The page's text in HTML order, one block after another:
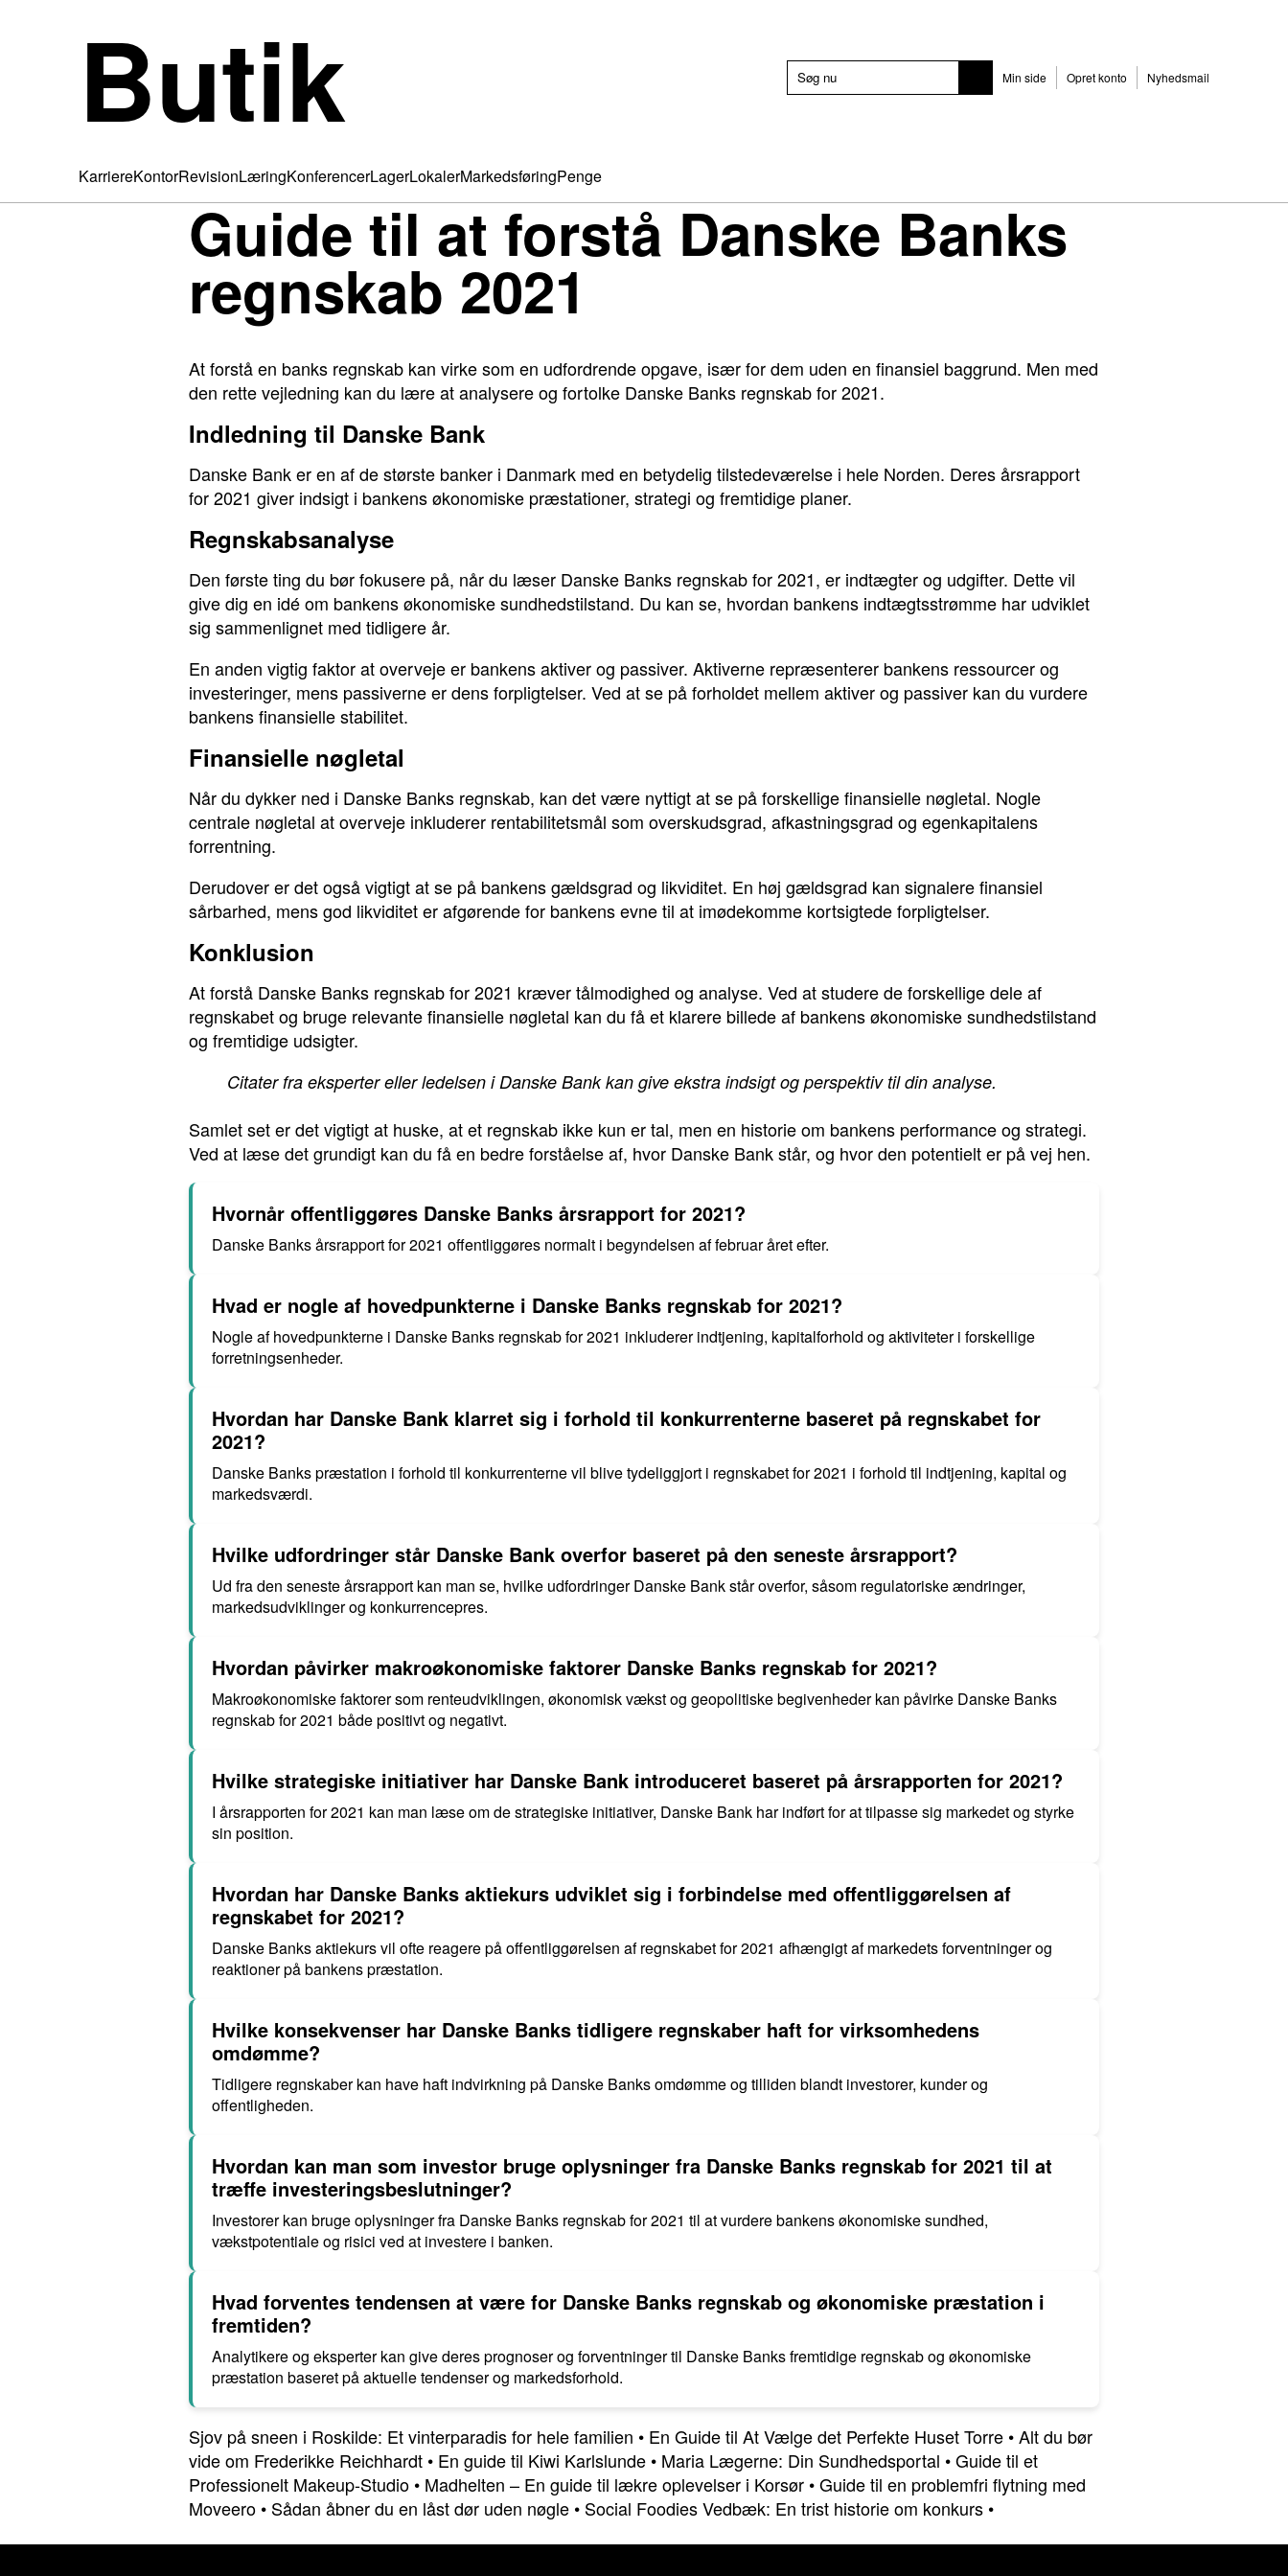
Butik Min side Opret konto Nyhedsmail
KarriereKontorRevisionLæringKonferencerLagerLokalerMarkedsføringPenge
Guide til at forstå Danske Banks
regnskab 2021
At forstå en banks regnskab kan virke som en udfordrende opgave, især for dem uden en finansiel baggrund. Men med
den rette vejledning kan du lære at analysere og fortolke Danske Banks regnskab for 2021.
Indledning til Danske Bank
Danske Bank er en af de største banker i Danmark med en betydelig tilstedeværelse i hele Norden. Deres årsrapport
for 2021 giver indsigt i bankens økonomiske præstationer, strategi og fremtidige planer.
Regnskabsanalyse
Den første ting du bør fokusere på, når du læser Danske Banks regnskab for 2021, er indtægter og udgifter. Dette vil
give dig en idé om bankens økonomiske sundhedstilstand. Du kan se, hvordan bankens indtægtsstrømme har udviklet
sig sammenlignet med tidligere år.
En anden vigtig faktor at overveje er bankens aktiver og passiver. Aktiverne repræsenterer bankens ressourcer og
investeringer, mens passiverne er dens forpligtelser. Ved at se på forholdet mellem aktiver og passiver kan du vurdere
bankens finansielle stabilitet.
Finansielle nøgletal
Når du dykker ned i Danske Banks regnskab, kan det være nyttigt at se på forskellige finansielle nøgletal. Nogle
centrale nøgletal at overveje inkluderer rentabilitetsmål som overskudsgrad, afkastningsgrad og egenkapitalens
forrentning.
Derudover er det også vigtigt at se på bankens gældsgrad og likviditet. En høj gældsgrad kan signalere finansiel
sårbarhed, mens god likviditet er afgørende for bankens evne til at imødekomme kortsigtede forpligtelser.
Konklusion
At forstå Danske Banks regnskab for 2021 kræver tålmodighed og analyse. Ved at studere de forskellige dele af
regnskabet og bruge relevante finansielle nøgletal kan du få et klarere billede af bankens økonomiske sundhedstilstand
og fremtidige udsigter.
Citater fra eksperter eller ledelsen i Danske Bank kan give ekstra indsigt og perspektiv til din analyse.
Samlet set er det vigtigt at huske, at et regnskab ikke kun er tal, men en historie om bankens performance og strategi.
Ved at læse det grundigt kan du få en bedre forståelse af, hvor Danske Bank står, og hvor den potentielt er på vej hen.
Hvornår offentliggøres Danske Banks årsrapport for 2021?
Danske Banks årsrapport for 2021 offentliggøres normalt i begyndelsen af februar året efter.
Hvad er nogle af hovedpunkterne i Danske Banks regnskab for 2021?
Nogle af hovedpunkterne i Danske Banks regnskab for 2021 inkluderer indtjening, kapitalforhold og aktiviteter i forskellige
forretningsenheder.
Hvordan har Danske Bank klarret sig i forhold til konkurrenterne baseret på regnskabet for
2021?
Danske Banks præstation i forhold til konkurrenterne vil blive tydeliggjort i regnskabet for 2021 i forhold til indtjening, kapital og
markedsværdi.
Hvilke udfordringer står Danske Bank overfor baseret på den seneste årsrapport?
Ud fra den seneste årsrapport kan man se, hvilke udfordringer Danske Bank står overfor, såsom regulatoriske ændringer,
markedsudviklinger og konkurrencepres.
Hvordan påvirker makroøkonomiske faktorer Danske Banks regnskab for 2021?
Makroøkonomiske faktorer som renteudviklingen, økonomisk vækst og geopolitiske begivenheder kan påvirke Danske Banks
regnskab for 2021 både positivt og negativt.
Hvilke strategiske initiativer har Danske Bank introduceret baseret på årsrapporten for 2021?
I årsrapporten for 2021 kan man læse om de strategiske initiativer, Danske Bank har indført for at tilpasse sig markedet og styrke
sin position.
Hvordan har Danske Banks aktiekurs udviklet sig i forbindelse med offentliggørelsen af
regnskabet for 2021?
Danske Banks aktiekurs vil ofte reagere på offentliggørelsen af regnskabet for 2021 afhængigt af markedets forventninger og
reaktioner på bankens præstation.
Hvilke konsekvenser har Danske Banks tidligere regnskaber haft for virksomhedens
omdømme?
Tidligere regnskaber kan have haft indvirkning på Danske Banks omdømme og tilliden blandt investorer, kunder og
offentligheden.
Hvordan kan man som investor bruge oplysninger fra Danske Banks regnskab for 2021 til at
træffe investeringsbeslutninger?
Investorer kan bruge oplysninger fra Danske Banks regnskab for 2021 til at vurdere bankens økonomiske sundhed,
vækstpotentiale og risici ved at investere i banken.
Hvad forventes tendensen at være for Danske Banks regnskab og økonomiske præstation i
fremtiden?
Analytikere og eksperter kan give deres prognoser og forventninger til Danske Banks fremtidige regnskab og økonomiske
præstation baseret på aktuelle tendenser og markedsforhold.
Sjov på sneen i Roskilde: Et vinterparadis for hele familien • En Guide til At Vælge det Perfekte Huset Torre •Alt du bør
vide om Frederikke Reichhardt • En guide til Kiwi Karlslunde • Maria Lægerne: Din Sundhedsportal •Guide til et
Professionelt Makeup-Studio • Madhelten – En guide til lækre oplevelser i Korsør •Guide til en problemfri flytning med
Moveero • Sådan åbner du en låst dør uden nøgle • Social Foodies Vedbæk: En trist historie om konkurs •